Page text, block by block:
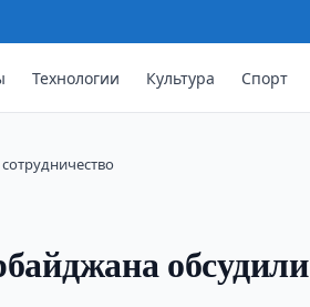
Технологии Культура Спорт
обсудили